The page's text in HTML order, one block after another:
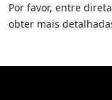
Por favor, entre
obter mais